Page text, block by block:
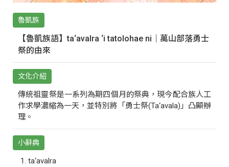
魯凱族
【魯凱族語】ta‘avalra ‘i tatolohae ni｜萬山部落勇士
祭的由來
文化介紹
傳統祖靈祭是一系列為期四個月的祭典，現今配合族人工
作求學濃縮為一天，並特別將「勇士祭(Ta‘avala)」凸顯辦
理。
小辭典
ta‘avalra